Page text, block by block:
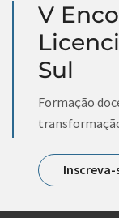
V
Sul
Formação
Inscreva-